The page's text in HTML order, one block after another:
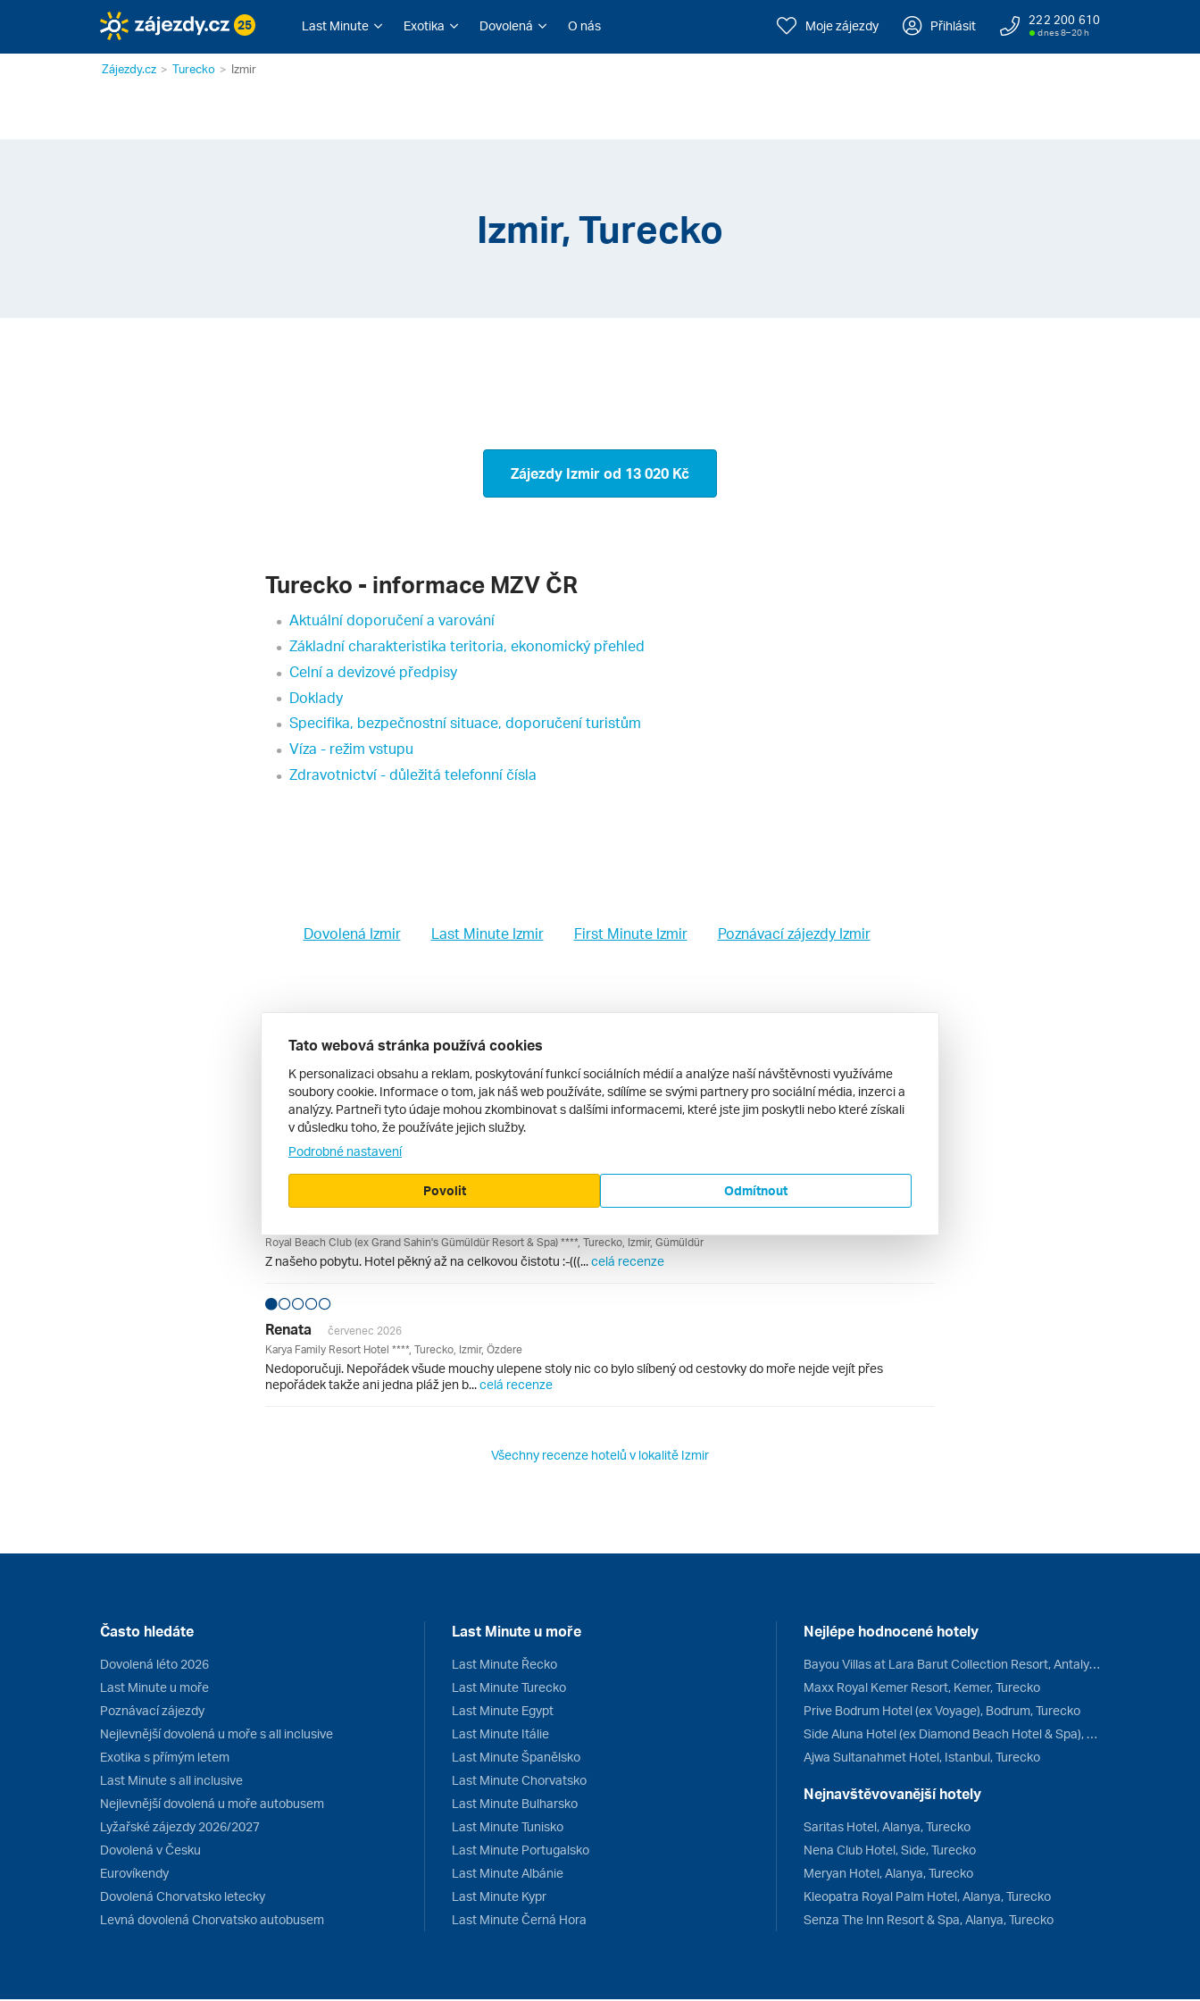
25 Last Minute Exotika Dovolená O nás Moje zájezdy Přihlásit 222 200 610
dnes 8–20 h
Zájezdy.cz Turecko Izmir
Izmir, Turecko
Zájezdy Izmir od 13 020 Kč
Turecko - informace MZV ČR
Aktuální doporučení a varování
Základní charakteristika teritoria, ekonomický přehled
Celní a devizové předpisy
Doklady
Specifika, bezpečnostní situace, doporučení turistům
Víza - režim vstupu
Zdravotnictví - důležitá telefonní čísla
Dovolená Izmir Last Minute Izmir First Minute Izmir Poznávací zájezdy Izmir
Poslední recenze Izmir
Banán
srpen 2026
Aria Claros Beach & Spa Resort *****, Turecko, Izmir, Özdere
Dobra dovolena. Super hotel...
Royal Beach Club (ex Grand Sahin's Gümüldür Resort & Spa) ****, Turecko, Izmir, Gümüldür
Z našeho pobytu. Hotel pěkný až na celkovou čistotu :-(((...celá recenze
Renata
červenec 2026
Karya Family Resort Hotel ****, Turecko, Izmir, Özdere
Nedoporučuji. Nepořádek všude mouchy ulepene stoly nic co bylo slíbený od cestovky do moře nejde vejít přes
nepořádek takže ani jedna pláž jen b...celá recenze
Všechny recenze hotelů v lokalitě Izmir
Často hledáte
Dovolená léto 2026
Last Minute u moře
Poznávací zájezdy
Nejlevnější dovolená u moře s all inclusive
Exotika s přímým letem
Last Minute s all inclusive
Nejlevnější dovolená u moře autobusem
Lyžařské zájezdy 2026/2027
Dovolená v Česku
Eurovíkendy
Dovolená Chorvatsko letecky
Levná dovolená Chorvatsko autobusem
Last Minute u moře
Last Minute Řecko
Last Minute Turecko
Last Minute Egypt
Last Minute Itálie
Last Minute Španělsko
Last Minute Chorvatsko
Last Minute Bulharsko
Last Minute Tunisko
Last Minute Portugalsko
Last Minute Albánie
Last Minute Kypr
Last Minute Černá Hora
Nejlépe hodnocené hotely
Bayou Villas at Lara Barut Collection Resort, Antalya, Turecko
Maxx Royal Kemer Resort, Kemer, Turecko
Prive Bodrum Hotel (ex Voyage), Bodrum, Turecko
Side Aluna Hotel (ex Diamond Beach Hotel & Spa), Side, Turecko
Ajwa Sultanahmet Hotel, Istanbul, Turecko
Nejnavštěvovanější hotely
Saritas Hotel, Alanya, Turecko
Nena Club Hotel, Side, Turecko
Meryan Hotel, Alanya, Turecko
Kleopatra Royal Palm Hotel, Alanya, Turecko
Senza The Inn Resort & Spa, Alanya, Turecko
Tato webová stránka používá cookies
K personalizaci obsahu a reklam, poskytování funkcí sociálních médií a analýze naší návštěvnosti využíváme
soubory cookie. Informace o tom, jak náš web používáte, sdílíme se svými partnery pro sociální média, inzerci a
analýzy. Partneři tyto údaje mohou zkombinovat s dalšími informacemi, které jste jim poskytli nebo které získali
v důsledku toho, že používáte jejich služby.
Podrobné nastavení
Odmítnout
Povolit